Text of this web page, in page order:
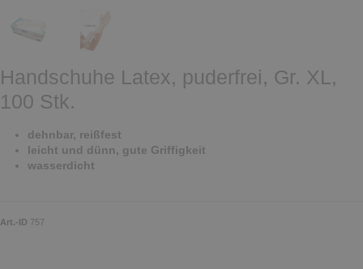
Handschuhe Latex, puderfrei, Gr. XL,
100 Stk.
dehnbar, reißfest
leicht und dünn, gute Griffigkeit
wasserdicht
Art.-ID 757